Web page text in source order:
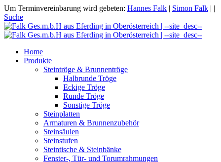
Um Terminvereinbarung wird gebeten: Hannes Falk | Simon Falk | |
Suche
Home
Produkte
Steintröge & Brunnentröge
Halbrunde Tröge
Eckige Tröge
Runde Tröge
Sonstige Tröge
Steinplatten
Armaturen & Brunnenzubehör
Steinsäulen
Steinstufen
Steintische & Steinbänke
Fenster-, Tür- und Torumrahmungen